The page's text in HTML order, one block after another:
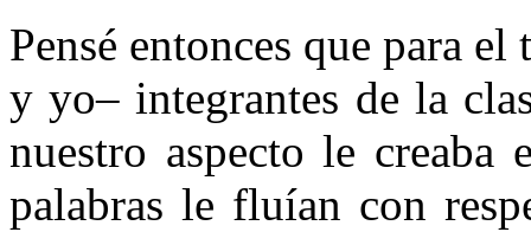
Pensé entonces que para
y yo– integrantes de la
nuestro aspecto le creaba
palabras le fluían con